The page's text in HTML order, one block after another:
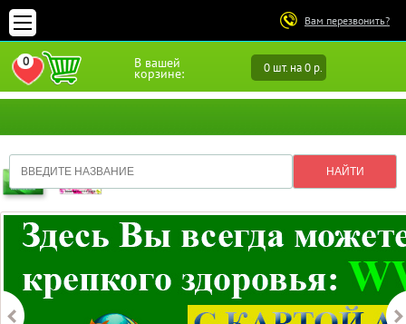
Вам перезвонить?
В вашей
корзине: 0 шт. на 0 р.
0
ПЕРЕЙТИ В ИЗБРАННОЕ